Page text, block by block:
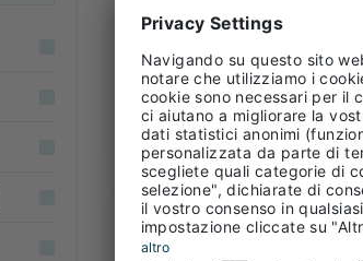
Esperienza
FULL TIME